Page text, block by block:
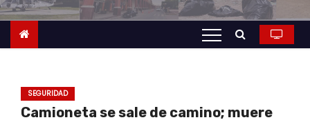
o
t
SEGURIDAD
Camioneta se sale de camino; muere